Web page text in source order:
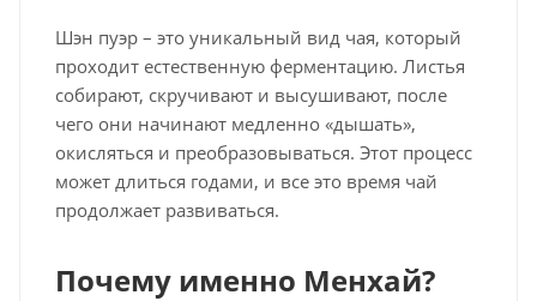
Шэн пуэр – это уникальный вид чая, который
проходит естественную ферментацию. Листья
собирают, скручивают и высушивают, после
чего они начинают медленно «дышать»,
окисляться и преобразовываться. Этот процесс
может длиться годами, и все это время чай
продолжает развиваться.
Почему именно Менхай?